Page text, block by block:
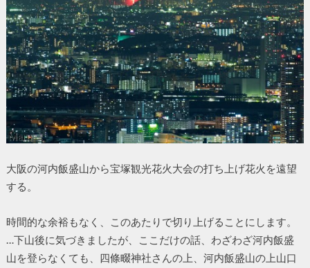
大阪の河内飯盛山から宝塚観光花火大会の打ち上げ花火を遠望
する。
時間的な余裕もなく、このあたりで切り上げることにします。
…下山後に気づきましたが、ここだけの話、わざわざ河内飯盛
山を登らなくても、四條畷神社さんの上、河内飯盛山の上山口